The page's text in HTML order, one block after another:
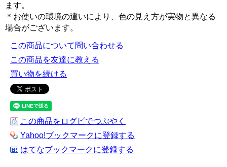
ます。
＊お使いの環境の違いにより、色の見え方が実物と異なる
場合がございます。
この商品について問い合わせる
この商品を友達に教える
買い物を続ける
この商品をログピでつぶやく
Yahoo!ブックマークに登録する
はてなブックマークに登録する